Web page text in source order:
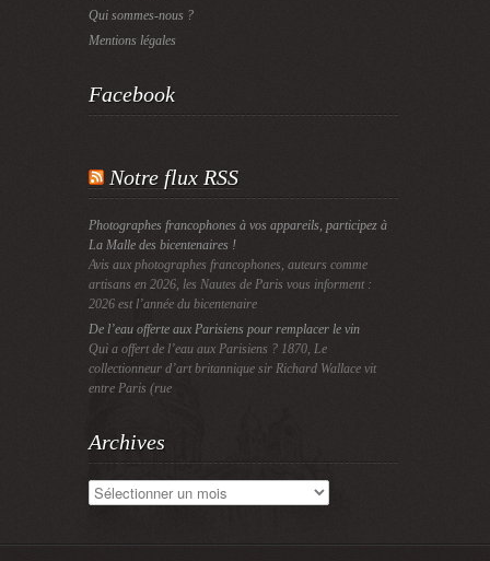
Qui sommes-nous ?
Mentions légales
Facebook
Notre flux RSS
Photographes francophones à vos appareils, participez à
La Malle des bicentenaires !
Avis aux photographes francophones, auteurs comme
artisans en 2026, les Nautes de Paris vous informent :
2026 est l’année du bicentenaire
De l’eau offerte aux Parisiens pour remplacer le vin
Qui a offert de l’eau aux Parisiens ? 1870, Le
collectionneur d’art britannique sir Richard Wallace vit
entre Paris (rue
Archives
Archives